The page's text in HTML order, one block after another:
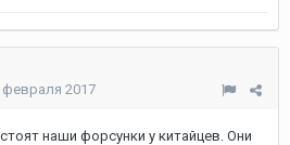
февраля 2017
наши форсунки у китайцев. Они